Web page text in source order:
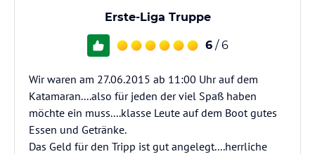
Erste-Liga Truppe
6 / 6
Wir waren am 27.06.2015 ab 11:00 Uhr auf dem
Katamaran....also für jeden der viel Spaß haben
möchte ein muss....klasse Leute auf dem Boot gutes
Essen und Getränke.
Das Geld für den Tripp ist gut angelegt....herrliche